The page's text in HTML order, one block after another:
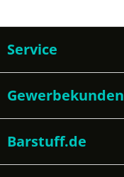
Service
Gewerbekunden
Barstuff.de